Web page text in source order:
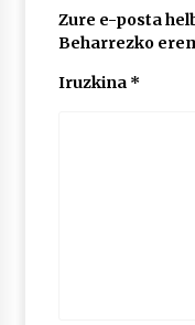
Zure e-posta
Beharrezko
Iruzkina *